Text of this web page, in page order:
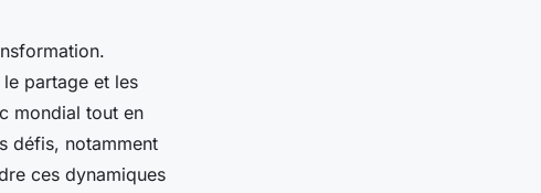
partage et les
mondial tout en
défis, notamment
ces dynamiques